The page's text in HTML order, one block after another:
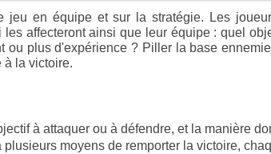
jeu en équipe et sur la stratégie. Les
affecteront ainsi que leur équipe : quel
ou plus d'expérience ? Piller la base
à la victoire.
à attaquer ou à défendre, et la manière
plusieurs moyens de remporter la victoire,